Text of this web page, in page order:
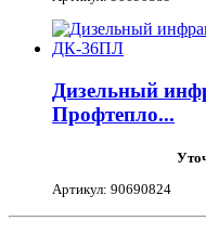
Дизельный
Профтепло...
Артикул: 90690824